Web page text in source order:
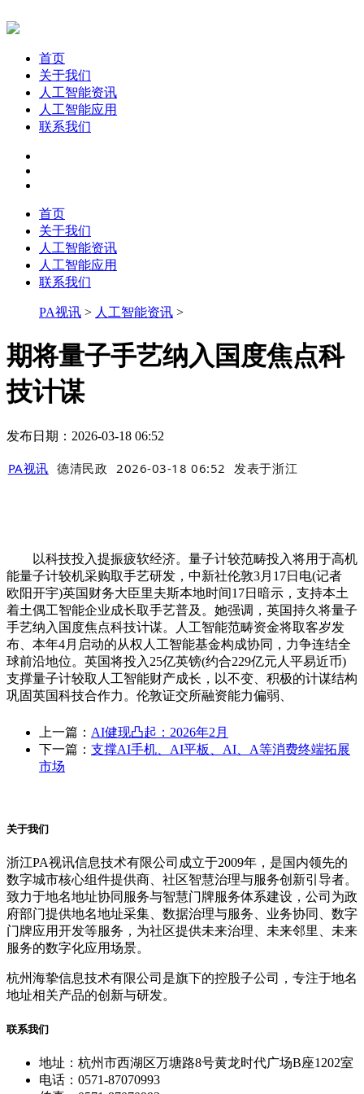
首页
关于我们
人工智能资讯
人工智能应用
联系我们
首页
关于我们
人工智能资讯
人工智能应用
联系我们
PA视讯 > 人工智能资讯 >
期将量子手艺纳入国度焦点科
技计谋
发布日期：2026-03-18 06:52
PA视讯 德清民政 2026-03-18 06:52 发表于浙江
以科技投入提振疲软经济。量子计较范畴投入将用于高机
能量子计较机采购取手艺研发，中新社伦敦3月17日电(记者
欧阳开宇)英国财务大臣里夫斯本地时间17日暗示，支持本土
着土偶工智能企业成长取手艺普及。她强调，英国持久将量子
手艺纳入国度焦点科技计谋。人工智能范畴资金将取客岁发
布、本年4月启动的从权人工智能基金构成协同，力争连结全
球前沿地位。英国将投入25亿英镑(约合229亿元人平易近币)
支撑量子计较取人工智能财产成长，以不变、积极的计谋结构
巩固英国科技合作力。伦敦证交所融资能力偏弱、
上一篇： AI健现凸起：2026年2月
下一篇： 支撑AI手机、AI平板、AI、A等消费终端拓展
市场
关于我们
浙江PA视讯信息技术有限公司成立于2009年，是国内领先的
数字城市核心组件提供商、社区智慧治理与服务创新引导者。
致力于地名地址协同服务与智慧门牌服务体系建设，公司为政
府部门提供地名地址采集、数据治理与服务、业务协同、数字
门牌应用开发等服务，为社区提供未来治理、未来邻里、未来
服务的数字化应用场景。
杭州海挚信息技术有限公司是旗下的控股子公司，专注于地名
地址相关产品的创新与研发。
联系我们
地址：杭州市西湖区万塘路8号黄龙时代广场B座1202室
电话：0571-87070993